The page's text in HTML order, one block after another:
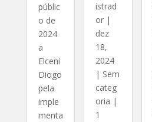
públic
o de
2024
a
Elceni
Diogo
pela
imple
menta
istrad
or |
dez
18,
2024
| Sem
categ
oria |
1